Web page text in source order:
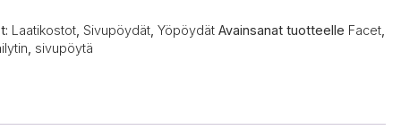
Laatikostot, Sivupöydät, Yöpöydät Avainsanat tuotteelle Facet,
sivupöytä